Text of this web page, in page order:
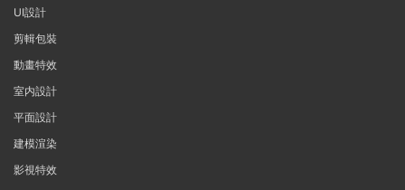
UI設計
剪輯包裝
動畫特效
室内設計
平面設計
建模渲染
影視特效